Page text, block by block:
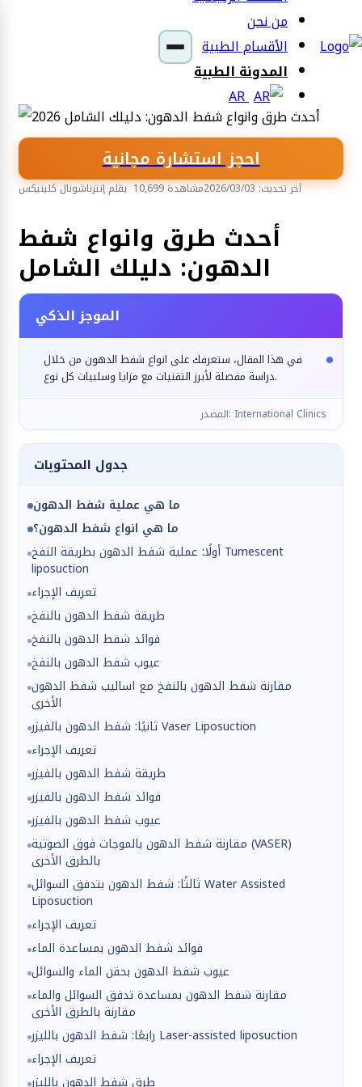
من نحن
الأقسام الطبية
المدونة الطبية
AR
احجز استشارة مجانية
بقلم إنترناشونال كلينيكس 10,699 مشاهدة آخر تحديث: 2026/03/03
أحدث طرق وانواع شفط
الدهون: دليلك الشامل
الموجز الذكي
في هذا المقال، ستعرفك على انواع شفط الدهون من خلال
دراسة مفصلة لأبرز التقنيات مع مزايا وسلبيات كل نوع.
المصدر: International Clinics
جدول المحتويات
ما هي عملية شفط الدهون
ما هي انواع شفط الدهون؟
أولًا: عملية شفط الدهون بطريقة النفخ Tumescent
liposuction
تعريف الإجراء
طريقة شفط الدهون بالنفخ
فوائد شفط الدهون بالنفخ
عيوب شفط الدهون بالنفخ
مقارنة شفط الدهون بالنفخ مع اساليب شفط الدهون
الأخرى
ثانيًا: شفط الدهون بالفيزر Vaser Liposuction
تعريف الإجراء
طريقة شفط الدهون بالفيزر
فوائد شفط الدهون بالفيزر
عيوب شفط الدهون بالفيزر
مقارنة شفط الدهون بالموجات فوق الصوتية (VASER)
بالطرق الأخرى
ثالثًا: شفط الدهون بتدفق السوائل Water Assisted
Liposuction
تعريف الإجراء
فوائد شفط الدهون بمساعدة الماء
عيوب شفط الدهون بحقن الماء والسوائل
مقارنة شفط الدهون بمساعدة تدفق السوائل والماء
مقارنة بالطرق الأخرى
رابعًا: شفط الدهون بالليزر Laser-assisted liposuction
تعريف الإجراء
طرق شفط الدهون بالليزر